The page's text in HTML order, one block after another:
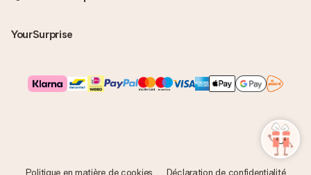
YourSurprise
Politique en matière de cookies Déclaration de confidentialité